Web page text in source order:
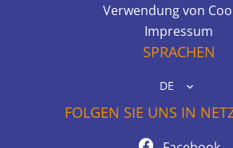
Verwendung von
Impressum
SPRACHEN
DE
FOLGEN SIE UNS IN